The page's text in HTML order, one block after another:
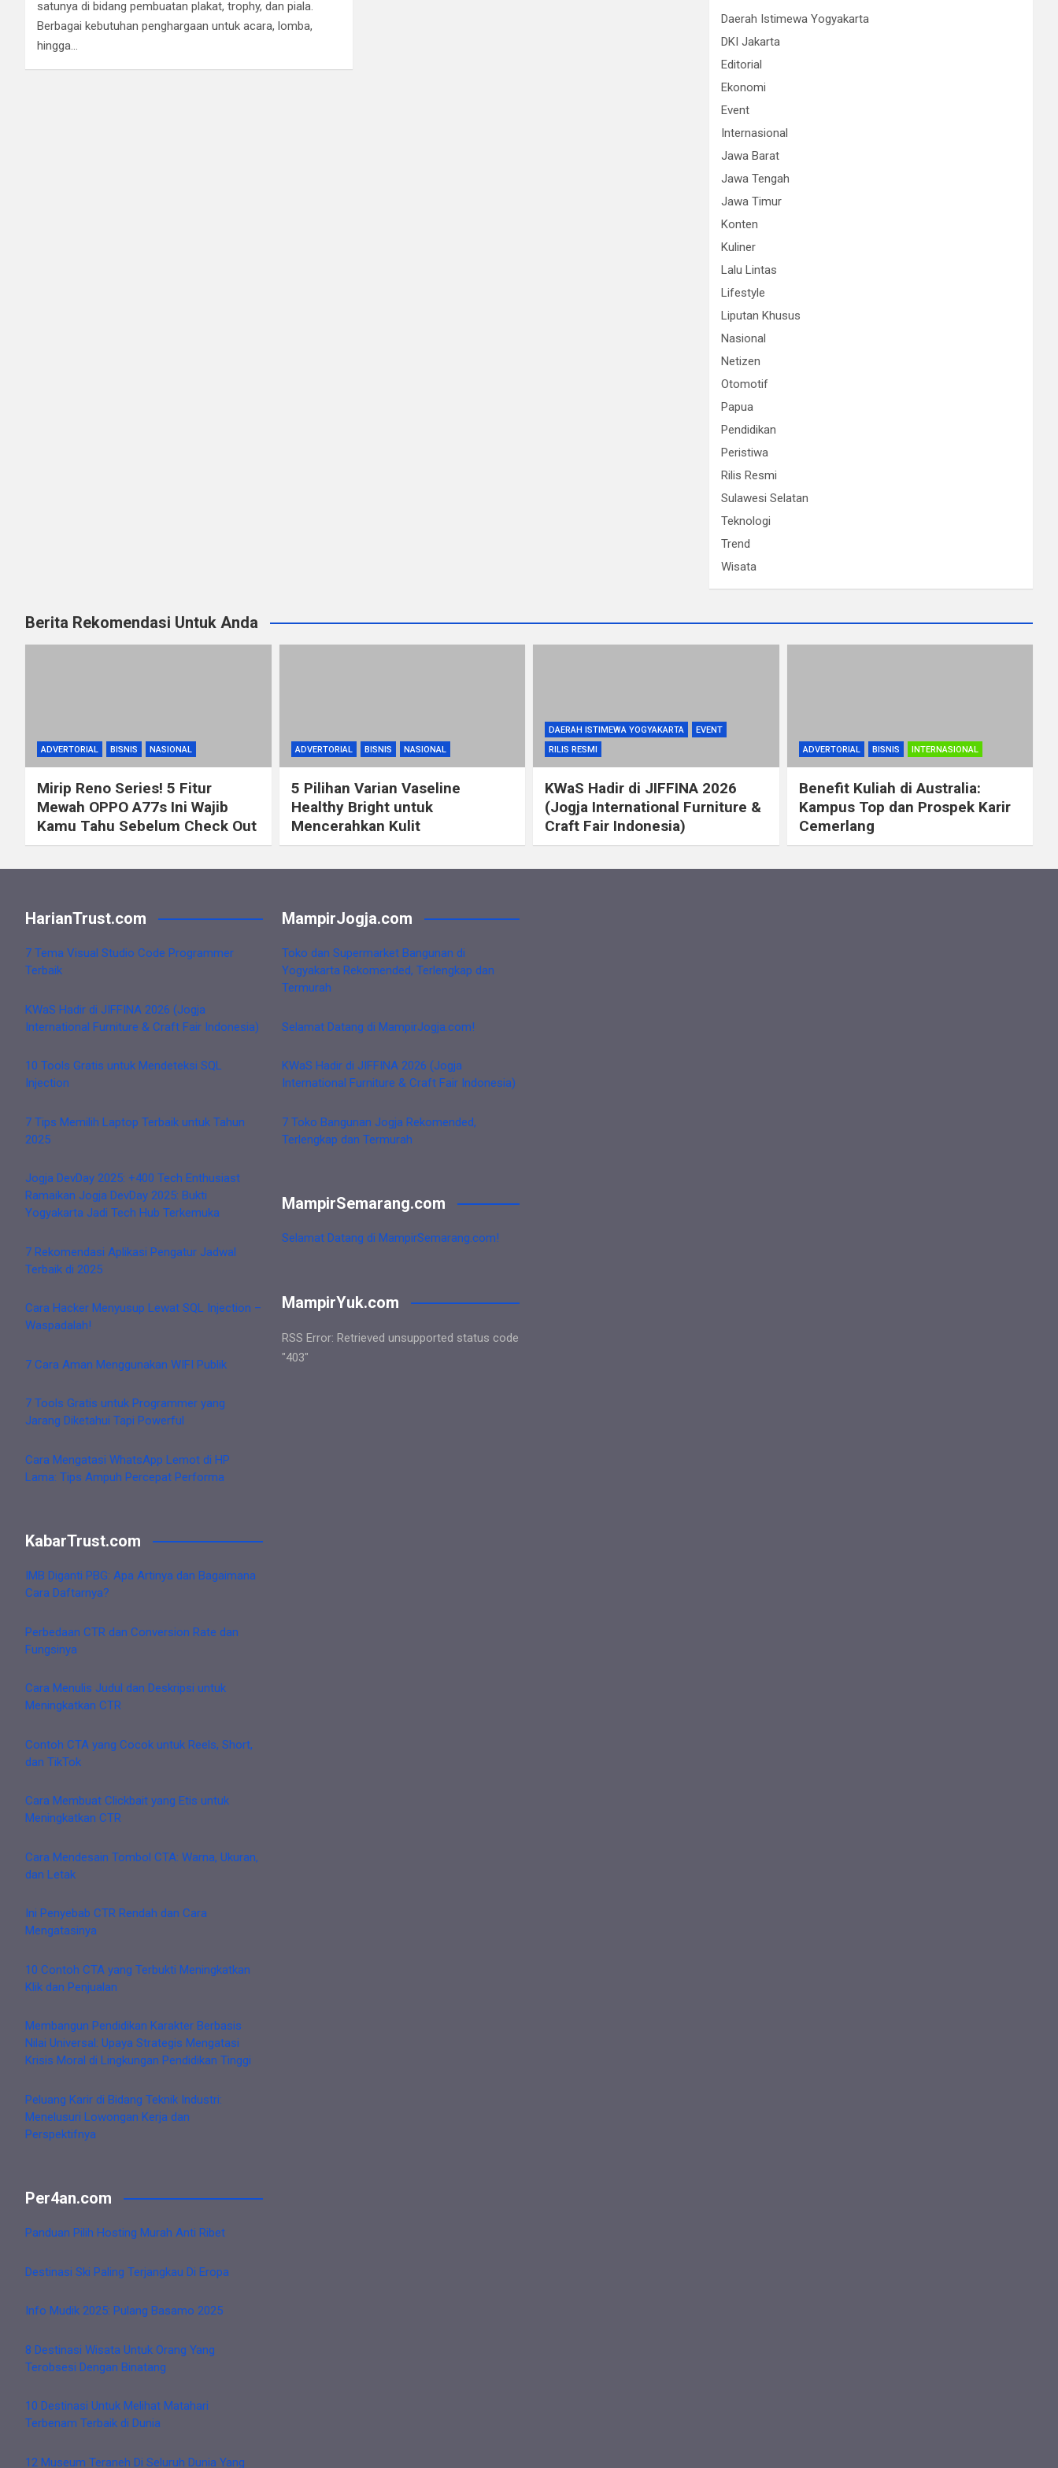
satunya di bidang pembuatan plakat, trophy, dan piala.
Berbagai kebutuhan penghargaan untuk acara, lomba,
hingga…
Daerah Istimewa Yogyakarta
DKI Jakarta
Editorial
Ekonomi
Event
Internasional
Jawa Barat
Jawa Tengah
Jawa Timur
Konten
Kuliner
Lalu Lintas
Lifestyle
Liputan Khusus
Nasional
Netizen
Otomotif
Papua
Pendidikan
Peristiwa
Rilis Resmi
Sulawesi Selatan
Teknologi
Trend
Wisata
Berita Rekomendasi Untuk Anda
ADVERTORIAL BISNIS NASIONAL
Mirip Reno Series! 5 Fitur
Mewah OPPO A77s Ini Wajib
Kamu Tahu Sebelum Check Out
ADVERTORIAL BISNIS NASIONAL
5 Pilihan Varian Vaseline
Healthy Bright untuk
Mencerahkan Kulit
DAERAH ISTIMEWA YOGYAKARTA
EVENT
RILIS RESMI
KWaS Hadir di JIFFINA 2026
(Jogja International Furniture &
Craft Fair Indonesia)
ADVERTORIAL BISNIS INTERNASIONAL
Benefit Kuliah di Australia:
Kampus Top dan Prospek Karir
Cemerlang
HarianTrust.com
7 Tema Visual Studio Code Programmer
Terbaik
KWaS Hadir di JIFFINA 2026 (Jogja
International Furniture & Craft Fair Indonesia)
10 Tools Gratis untuk Mendeteksi SQL
Injection
7 Tips Memilih Laptop Terbaik untuk Tahun
2025
Jogja DevDay 2025: +400 Tech Enthusiast
Ramaikan Jogja DevDay 2025: Bukti
Yogyakarta Jadi Tech Hub Terkemuka
7 Rekomendasi Aplikasi Pengatur Jadwal
Terbaik di 2025
Cara Hacker Menyusup Lewat SQL Injection –
Waspadalah!
7 Cara Aman Menggunakan WIFI Publik
7 Tools Gratis untuk Programmer yang
Jarang Diketahui Tapi Powerful
Cara Mengatasi WhatsApp Lemot di HP
Lama: Tips Ampuh Percepat Performa
KabarTrust.com
IMB Diganti PBG: Apa Artinya dan Bagaimana
Cara Daftarnya?
Perbedaan CTR dan Conversion Rate dan
Fungsinya
Cara Menulis Judul dan Deskripsi untuk
Meningkatkan CTR
Contoh CTA yang Cocok untuk Reels, Short,
dan TikTok
Cara Membuat Clickbait yang Etis untuk
Meningkatkan CTR
Cara Mendesain Tombol CTA: Warna, Ukuran,
dan Letak
Ini Penyebab CTR Rendah dan Cara
Mengatasinya
10 Contoh CTA yang Terbukti Meningkatkan
Klik dan Penjualan
Membangun Pendidikan Karakter Berbasis
Nilai Universal: Upaya Strategis Mengatasi
Krisis Moral di Lingkungan Pendidikan Tinggi
Peluang Karir di Bidang Teknik Industri:
Menelusuri Lowongan Kerja dan
Perspektifnya
Per4an.com
Panduan Pilih Hosting Murah Anti Ribet
Destinasi Ski Paling Terjangkau Di Eropa
Info Mudik 2025: Pulang Basamo 2025
8 Destinasi Wisata Untuk Orang Yang
Terobsesi Dengan Binatang
10 Destinasi Untuk Melihat Matahari
Terbenam Terbaik di Dunia
12 Museum Teraneh Di Seluruh Dunia Yang
MampirJogja.com
Toko dan Supermarket Bangunan di
Yogyakarta Rekomended, Terlengkap dan
Termurah
Selamat Datang di MampirJogja.com!
KWaS Hadir di JIFFINA 2026 (Jogja
International Furniture & Craft Fair Indonesia)
7 Toko Bangunan Jogja Rekomended,
Terlengkap dan Termurah
MampirSemarang.com
Selamat Datang di MampirSemarang.com!
MampirYuk.com
RSS Error: Retrieved unsupported status code
"403"